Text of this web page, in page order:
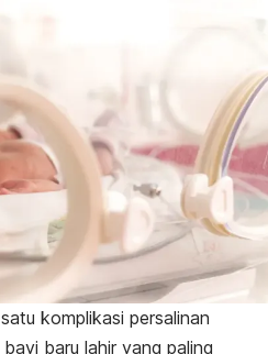
komplikasi persalinan
baru lahir yang paling